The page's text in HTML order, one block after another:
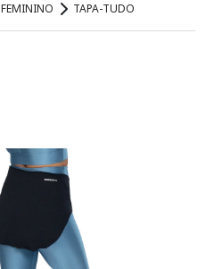
FEMININO TAPA-TUDO